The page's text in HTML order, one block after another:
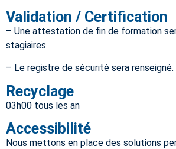
Validation / Certification
– Une attestation de fin de formation
stagiaires.
– Le registre de sécurité sera renseigné.
Recyclage
03h00 tous les an
Accessibilité
Nous mettons en place des solutions